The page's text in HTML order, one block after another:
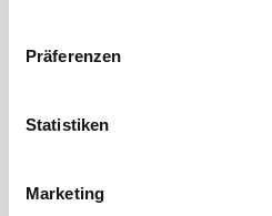
Präferenzen
Statistiken
Marketing